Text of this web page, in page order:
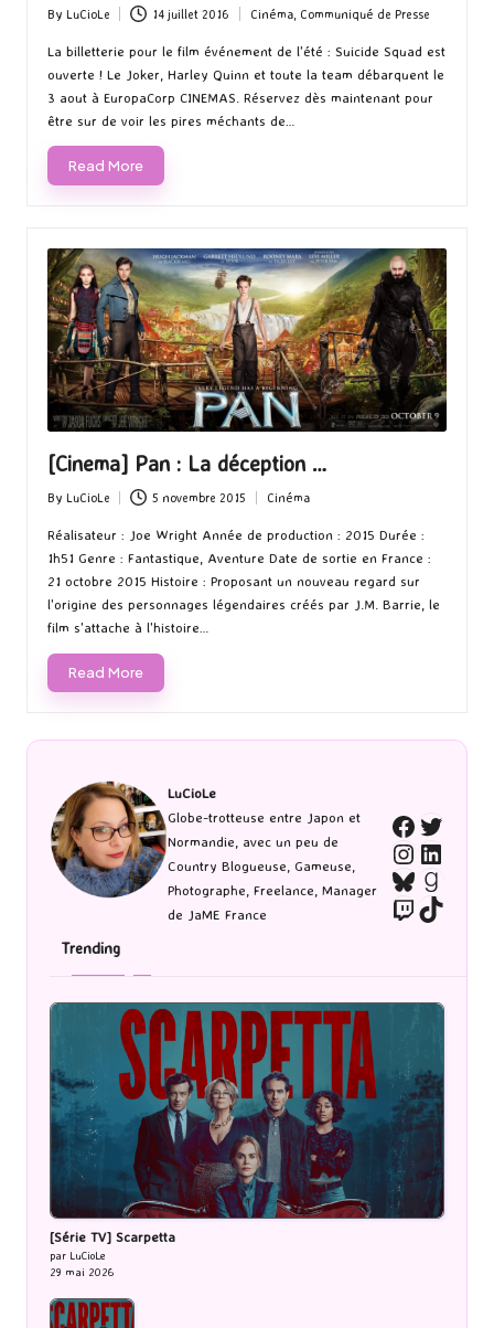
Posted
by
By LuCioLe 14 juillet 2016
Posted
Cinéma, Communiqué de Presse
La billetterie pour le film événement de l'été : Suicide Squad est
ouverte ! Le Joker, Harley Quinn et toute la team débarquent le
3 aout à EuropaCorp CINEMAS. Réservez dès maintenant pour
être sur de voir les pires méchants de…
Read More
[Cinema] Pan : La déception …
Posted
by
By LuCioLe 5 novembre 2015
Posted
in
Cinéma
Réalisateur : Joe Wright Année de production : 2015 Durée :
1h51 Genre : Fantastique, Aventure Date de sortie en France :
21 octobre 2015 Histoire : Proposant un nouveau regard sur
l'origine des personnages légendaires créés par J.M. Barrie, le
film s'attache à l'histoire…
Read More
LuCioLe
Globe-trotteuse entre Japon et
Normandie, avec un peu de
Country Blogueuse, Gameuse,
Photographe, Freelance, Manager
de JaME France
Bluesky
TwitchTikTok
Trending
[Série TV] Scarpetta
par LuCioLe
29 mai 2026